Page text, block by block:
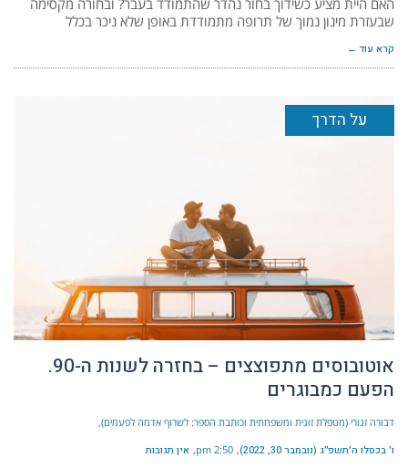
שבעזרת מינון נמוך של תרופה מתמודדת באופן שלא ניכר בכלל
קרא עוד ←
על הדרך
אוטובוסים מתפוצצים – בחזרה לשנות ה-90.
הפעם כמבוגרים
דבורה זגורי (מטפלת זוגית ומשפחתית וכותבת הספר: לשרוף אדמה לפעמים)
ו׳ בכסלו ה׳תשפ״ג (נובמבר 30, 2022) 2:50 pm אין תגובות